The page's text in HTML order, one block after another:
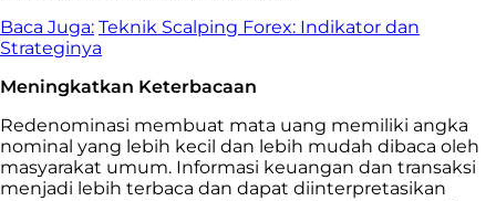
Baca Juga: Teknik Scalping Forex: Indikator dan
Strateginya
Meningkatkan Keterbacaan
Redenominasi membuat mata uang memiliki angka
nominal yang lebih kecil dan lebih mudah dibaca oleh
masyarakat umum. Informasi keuangan dan transaksi
menjadi lebih terbaca dan dapat diinterpretasikan